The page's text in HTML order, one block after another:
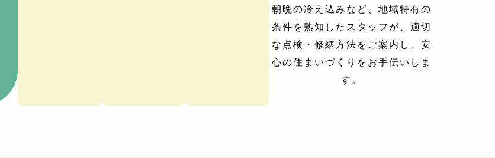
朝晩の冷え込みなど、地域特有の
条件を熟知したスタッフが、適切
な点検・修繕方法をご案内し、安
心の住まいづくりをお手伝いしま
す。